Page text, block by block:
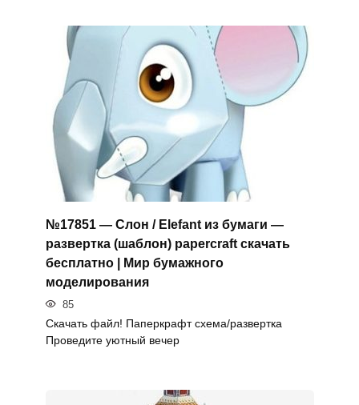
№17851 — Слон / Elefant из бумаги —
развертка (шаблон) papercraft скачать
бесплатно | Мир бумажного
моделирования
85
Скачать файл! Паперкрафт схема/развертка
Проведите уютный вечер